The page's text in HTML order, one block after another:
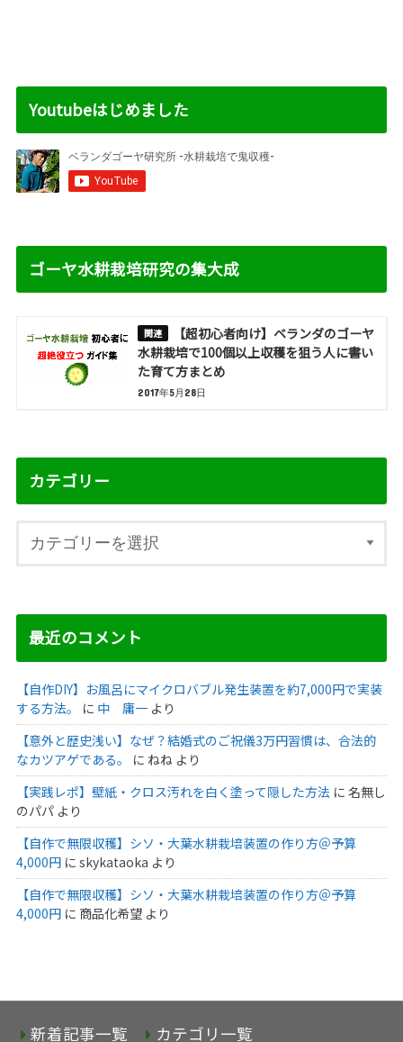
Youtubeはじめました
ゴーヤ水耕栽培研究の集大成
【超初心者向け】ベランダのゴーヤ
水耕栽培で100個以上収穫を狙う人に書い
た育て方まとめ
2017年5月28日
カテゴリー
最近のコメント
【自作DIY】お風呂にマイクロバブル発生装置を約7,000円で実装
する方法。
に 中 庸一より
【意外と歴史浅い】なぜ？結婚式のご祝儀3万円習慣は、合法的
なカツアゲである。
に ねねより
【実践レポ】壁紙・クロス汚れを白く塗って隠した方法 に 名無し
のパパより
【自作で無限収穫】シソ・大葉水耕栽培装置の作り方＠予算
4,000円に skykataoka より
【自作で無限収穫】シソ・大葉水耕栽培装置の作り方＠予算
4,000円に 商品化希望より
新着記事一覧 カテゴリ一覧